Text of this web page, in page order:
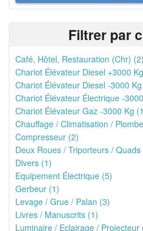
Filtrer par
Café, Hôtel, Restauration (Chr) (2)
Chariot Élévateur Diesel +3000
Chariot Élévateur Diesel -3000
Chariot Élévateur Électrique -
Chariot Élévateur Gaz -3000 Kg
Chauffage / Climatisation /
Compresseur (2)
Deux Roues / Triporteurs /
Divers (1)
Equipement Électrique (5)
Gerbeur (1)
Levage / Grue / Palan (3)
Livres / Manuscrits (1)
Luminaire / Eclairage / Projecteur